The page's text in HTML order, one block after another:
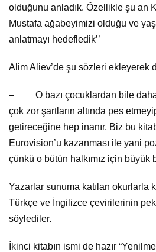
olduğunu anladık. Özellikle şu an
Mustafa ağabeyimizi olduğu ve
anlatmayı hedefledik’’
Alim Aliev’de şu sözleri ekleyerek
– O bazı çocuklardan bile daha
çok zor şartların altında pes
getireceğine hep inanır. Biz bu
Eurovision’u kazanması ile yani
çünkü o bütün halkımız için büyük
Yazarlar sunuma katılan okurlarla
Türkçe ve İngilizce çevirilerinin pek
söylediler.
İkinci kitabın ismi de hazır